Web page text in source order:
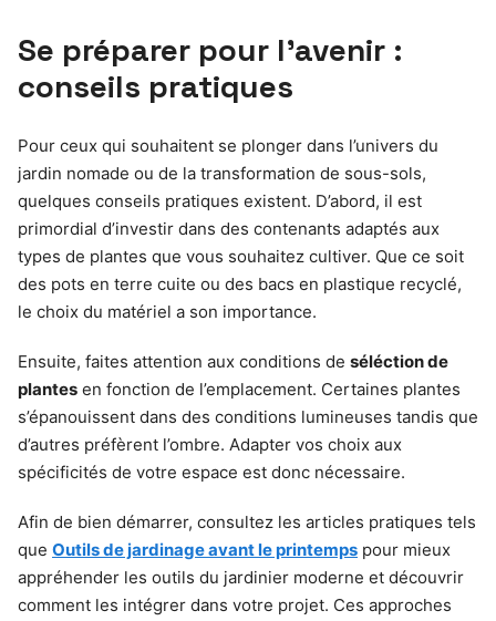
Se préparer pour l’avenir :
conseils pratiques
Pour ceux qui souhaitent se plonger dans l’univers du
jardin nomade ou de la transformation de sous-sols,
quelques conseils pratiques existent. D’abord, il est
primordial d’investir dans des contenants adaptés aux
types de plantes que vous souhaitez cultiver. Que ce soit
des pots en terre cuite ou des bacs en plastique recyclé,
le choix du matériel a son importance.
Ensuite, faites attention aux conditions de séléction de
plantes en fonction de l’emplacement. Certaines plantes
s’épanouissent dans des conditions lumineuses tandis que
d’autres préfèrent l’ombre. Adapter vos choix aux
spécificités de votre espace est donc nécessaire.
Afin de bien démarrer, consultez les articles pratiques tels
que Outils de jardinage avant le printemps pour mieux
appréhender les outils du jardinier moderne et découvrir
comment les intégrer dans votre projet. Ces approches